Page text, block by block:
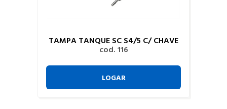
TAMPA TANQUE SC S4/5 C/ CHAVE
cod. 116
LOGAR